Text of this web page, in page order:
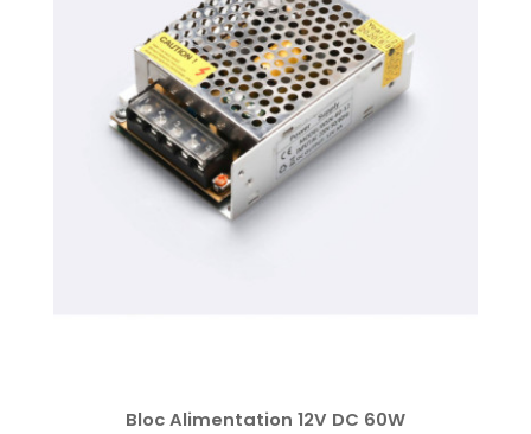
Bloc Alimentation 12V DC 60W